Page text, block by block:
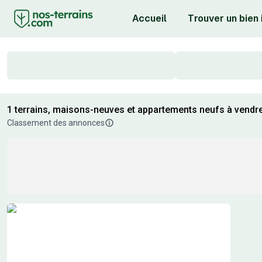
Accueil Trouver un
1 terrains, maisons-neuves et appartements neufs à
Classement des annonces
Résultats de recherche